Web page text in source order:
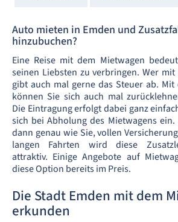
Auto mieten in Emden und
hinzubuchen?
Eine Reise mit dem Mietwagen
seinen Liebsten zu verbringen. Wer
gibt auch mal gerne das Steuer ab.
können Sie sich auch mal
Die Eintragung erfolgt dabei ganz
sich bei Abholung des Mietwagens
dann genau wie Sie, vollen
langen Fahrten wird diese
attraktiv. Einige Angebote auf
diese Option bereits im Preis.
Die Stadt Emden mit dem
erkunden